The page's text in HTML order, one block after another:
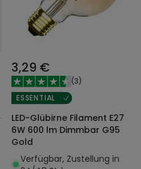
3,29 €
(3)
ESSENTIAL
LED-Glübirne Filament E27
6W 600 lm Dimmbar G95
Gold
Verfügbar, Zustellung in